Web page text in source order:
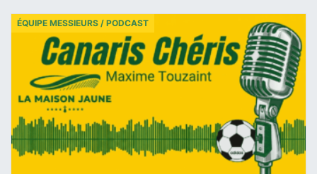
ÉQUIPE MESSIEURS / PODCAST